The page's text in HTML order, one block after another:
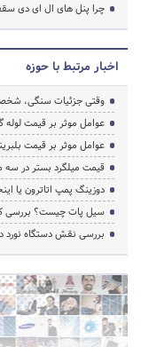
چرا پنل های ال ای دی
اخبار مرتبط با حوزه
وقتی جزئیات سنگی،
عوامل موثر بر قیمت لوله
عوامل موثر بر قیمت
قیمت میلگرد بستر در سه
دوزینگ پمپ اتاترون یا
سیل پات چیست؟ بررسی
بررسی نقش دستگاه نورد